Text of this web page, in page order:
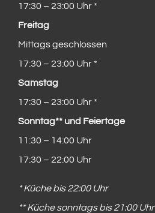
17:30 – 23:00 Uhr *
Freitag
Mittags geschlossen
17:30 – 23:00 Uhr *
Samstag
17:30 – 23:00 Uhr *
Sonntag** und Feiertage
11:30 – 14:00 Uhr
17:30 – 22:00 Uhr
* Küche bis 22:00 Uhr
** Küche sonntags bis 21:00 Uhr